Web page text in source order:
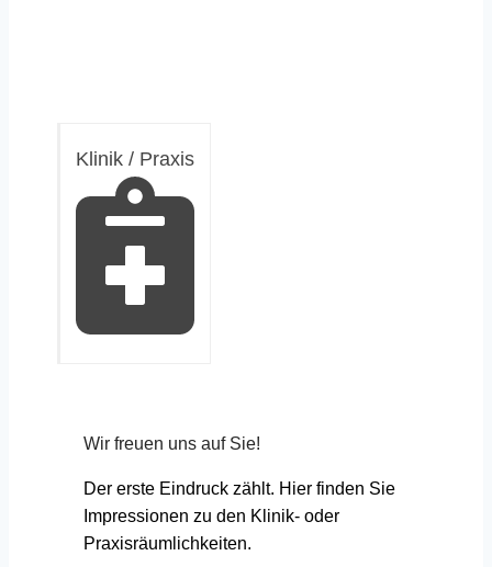
Klinik / Praxis
Wir freuen uns auf Sie!
Der erste Eindruck zählt. Hier finden Sie
Impressionen zu den Klinik- oder
Praxisräumlichkeiten.